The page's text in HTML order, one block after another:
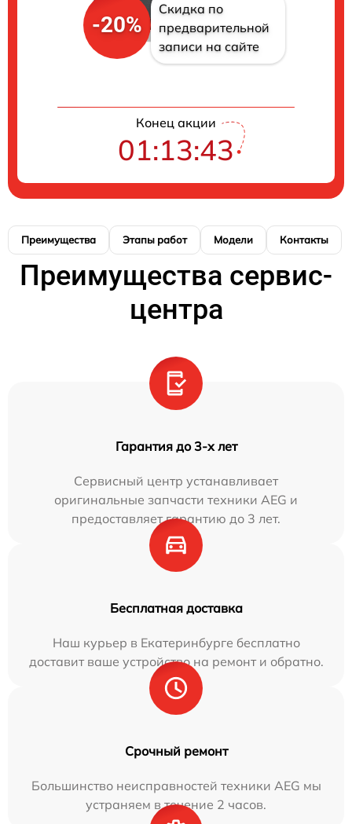
-20%
Скидка по
предварительной
записи на сайте
Конец акции
01:13:42
Преимущества Этапы работ Модели Контакты
Преимущества сервис-
центра
Гарантия до 3-х лет
Сервисный центр устанавливает
оригинальные запчасти техники AEG и
предоставляет гарантию до 3 лет.
Бесплатная доставка
Наш курьер в Екатеринбурге бесплатно
доставит ваше устройство на ремонт и обратно.
Срочный ремонт
Большинство неисправностей техники AEG мы
устраняем в течение 2 часов.